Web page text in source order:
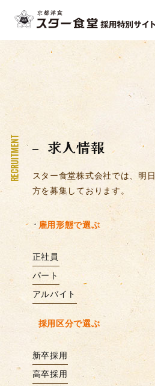
RECRUITMENT 求人情報
スター食堂株式会社では、明
方を募集しております。
雇用形態で選ぶ
正社員
パート
アルバイト
採用区分で選ぶ
新卒採用
高卒採用